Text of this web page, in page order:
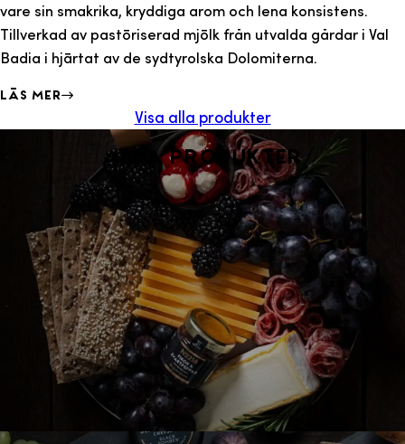
vare sin smakrika, kryddiga arom och lena konsistens.
Tillverkad av pastöriserad mjölk från utvalda gårdar i Val
Badia i hjärtat av de sydtyrolska Dolomiterna.
Läs mer
Visa alla produkter
Alla produkter